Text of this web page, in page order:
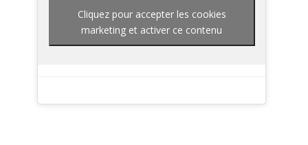
Cliquez pour accepter les cookies
marketing et activer ce contenu